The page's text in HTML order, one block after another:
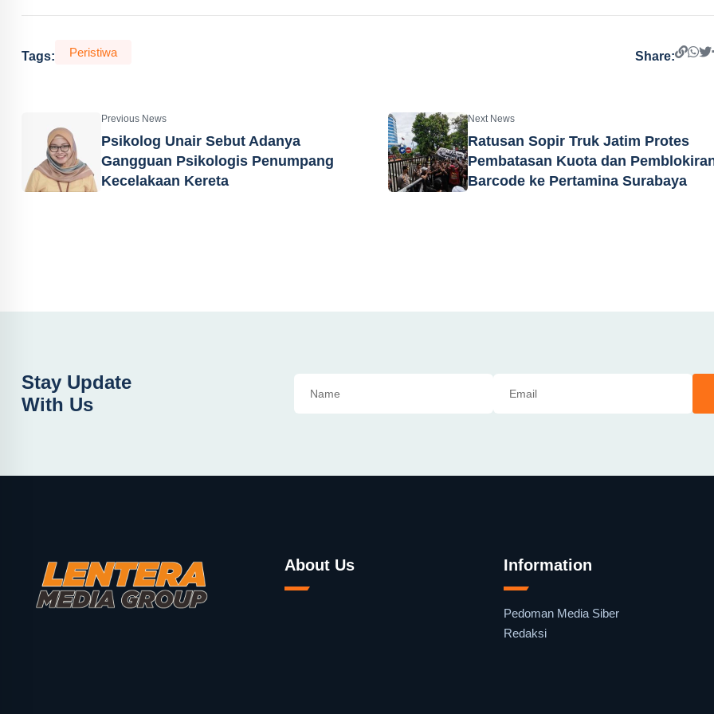
Tags: Peristiwa Share:
Previous News
Psikolog Unair Sebut Adanya
Gangguan Psikologis Penumpang
Kecelakaan Kereta
Next News
Ratusan Sopir Truk Jatim Protes
Pembatasan Kuota dan
Barcode ke Pertamina Surabaya
Stay Update
With Us
About Us Information
Pedoman Media Siber
Redaksi